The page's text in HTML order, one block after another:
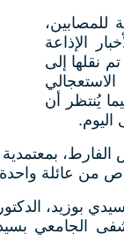
للمصابين،
الإذاعة
نقلها إلى
يُنتظر أن
اليوم.
الفارط،
بوزيد،
الجامعي